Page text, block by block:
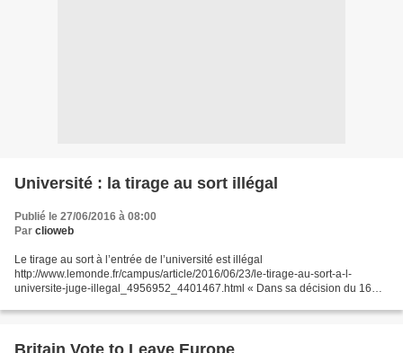
Université : la tirage au sort illégal
Publié le 27/06/2016 à 08:00
Par clioweb
Le tirage au sort à l’entrée de l’université est illégal
http://www.lemonde.fr/campus/article/2016/06/23/le-tirage-au-sort-a-l-
universite-juge-illegal_4956952_4401467.html « Dans sa décision du 16